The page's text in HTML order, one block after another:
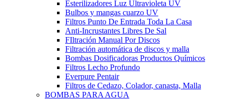
Esterilizadores Luz Ultravioleta UV
Bulbos y mangas cuarzo UV
Filtros Punto De Entrada Toda La Casa
Anti-Incrustantes Libres De Sal
FIltración Manual Por Discos
Filtración automática de discos y malla
Bombas Dosificadoras Productos Químicos
Filtros Lecho Profundo
Everpure Pentair
Filtros de Cedazo, Colador, canasta, Malla
BOMBAS PARA AGUA